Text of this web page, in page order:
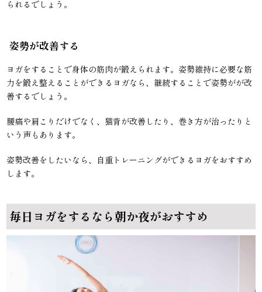
られるでしょう。
姿勢が改善する
ヨガをすることで身体の筋肉が鍛えられます。姿勢維持に必要な筋
力を鍛え整えることができるヨガなら、継続することで姿勢がが改
善するでしょう。
腰痛や肩こりだけでなく、猫背が改善したり、巻き方が治ったりと
いう声もあります。
姿勢改善をしたいなら、自重トレーニングができるヨガをおすすめ
します。
毎日ヨガをするなら朝か夜がおすすめ